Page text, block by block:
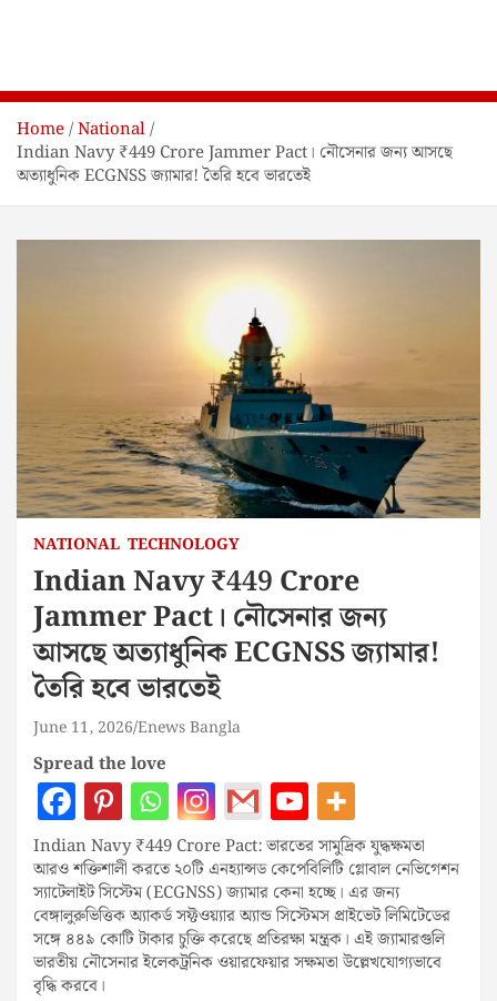
Home National
Indian Navy ₹449 Crore Jammer Pact। নৌসেনার জন্য আসছে
অত্যাধুনিক ECGNSS জ্যামার! তৈরি হবে ভারতেই
NATIONAL TECHNOLOGY
Indian Navy ₹449 Crore
Jammer Pact। নৌসেনার জন্য
আসছে অত্যাধুনিক ECGNSS জ্যামার!
তৈরি হবে ভারতেই
June 11, 2026 Enews Bangla
Spread the love
Indian Navy ₹449 Crore Pact: ভারতের সামুদ্রিক যুদ্ধক্ষমতা
আরও শক্তিশালী করতে ২০টি এনহ্যান্সড কেপেবিলিটি গ্লোবাল নেভিগেশন
স্যাটেলাইট সিস্টেম (ECGNSS) জ্যামার কেনা হচ্ছে। এর জন্য
বেঙ্গালুরুভিত্তিক অ্যাকর্ড সফ্টওয়্যার অ্যান্ড সিস্টেমস প্রাইভেট লিমিটেডের
সঙ্গে ৪৪৯ কোটি টাকার চুক্তি করেছে প্রতিরক্ষা মন্ত্রক। এই জ্যামারগুলি
ভারতীয় নৌসেনার ইলেকট্রনিক ওয়ারফেয়ার সক্ষমতা উল্লেখযোগ্যভাবে
বৃদ্ধি করবে।